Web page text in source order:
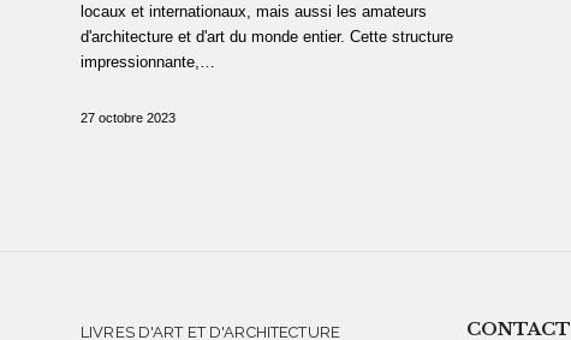
locaux et internationaux, mais aussi les amateurs
d'architecture et d'art du monde entier. Cette structure
impressionnante,…
27 octobre 2023
LIVRES D'ART ET D'ARCHITECTURE CONTACT